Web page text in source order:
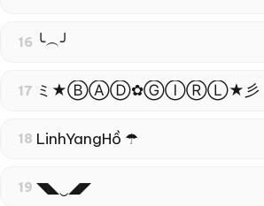
16 ╰︵╯
17 ミ★ⒷⒶⒹ✿ⒼⒾⓇⓁ★彡
18 LinhYangHồ ☂
19 ◥◣‿◢◤